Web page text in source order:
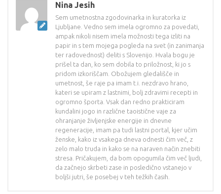
Nina Jesih
Sem umetnostna zgodovinarka in kuratorka iz
Ljubljane. Vedno sem imela ogromno za povedati,
ampak nikoli nisem imela možnosti tega izliti na
papir in s tem mojega pogleda na svet (in zanimanja
ter radovednost) deliti s Slovenijo. Hvala bogu je
prišel ta dan, ko sem dobila to priložnost, ki jo s
pridom izkoriščam. Obožujem gledališče in
umetnost, še raje pa imam t.i. nezdravo hrano,
kateri se upiram z lastnimi, bolj zdravimi recepti in
ogromno športa. Vsak dan redno prakticiram
kundalini jogo in različne taoistične vaje za
ohranjanje življenjske energije in dnevne
regeneracije, imam pa tudi lastni portal, kjer učim
ženske, kako iz vsakega dneva odnesti čim več, z
zelo malo truda in kako se na naraven način znebiti
stresa. Pričakujem, da bom opogumila čim več ljudi,
da začnejo skrbeti zase in posledično vstanejo v
boljši jutri, še posebej v teh težkih časih.